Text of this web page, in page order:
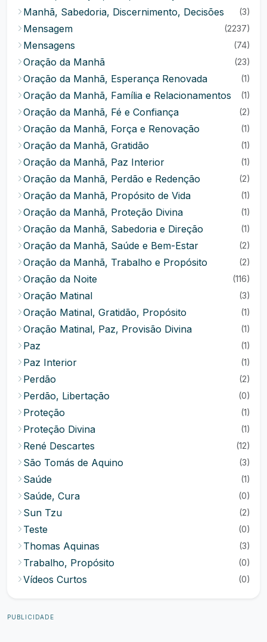
Manhã, Sabedoria, Discernimento, Decisões (3)
Mensagem (2237)
Mensagens (74)
Oração da Manhã (23)
Oração da Manhã, Esperança Renovada (1)
Oração da Manhã, Família e Relacionamentos (1)
Oração da Manhã, Fé e Confiança (2)
Oração da Manhã, Força e Renovação (1)
Oração da Manhã, Gratidão (1)
Oração da Manhã, Paz Interior (1)
Oração da Manhã, Perdão e Redenção (2)
Oração da Manhã, Propósito de Vida (1)
Oração da Manhã, Proteção Divina (1)
Oração da Manhã, Sabedoria e Direção (1)
Oração da Manhã, Saúde e Bem-Estar (2)
Oração da Manhã, Trabalho e Propósito (2)
Oração da Noite (116)
Oração Matinal (3)
Oração Matinal, Gratidão, Propósito (1)
Oração Matinal, Paz, Provisão Divina (1)
Paz (1)
Paz Interior (1)
Perdão (2)
Perdão, Libertação (0)
Proteção (1)
Proteção Divina (1)
René Descartes (12)
São Tomás de Aquino (3)
Saúde (1)
Saúde, Cura (0)
Sun Tzu (2)
Teste (0)
Thomas Aquinas (3)
Trabalho, Propósito (0)
Vídeos Curtos (0)
PUBLICIDADE